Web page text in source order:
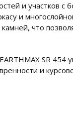
и участков с
и
что
SR 454
и